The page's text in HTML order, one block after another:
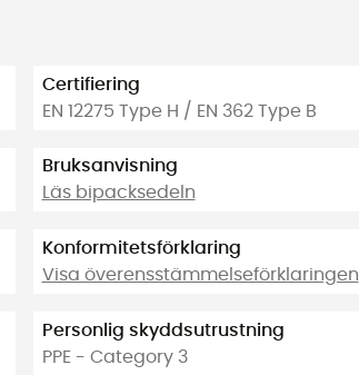
Certifiering
EN 12275 Type H / EN 362 Type B
Bruksanvisning
Läs bipacksedeln
Konformitetsförklaring
Visa överensstämmelseförklaringen
Personlig skyddsutrustning
PPE - Category 3